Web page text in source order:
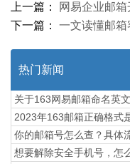
上一篇：
网易企业邮
下一篇： 一文读懂邮
热门新闻
关于163网易邮箱命名英
2023年163邮箱正确格式
你的邮箱号怎么查？具体
想要解除安全手机号，怎